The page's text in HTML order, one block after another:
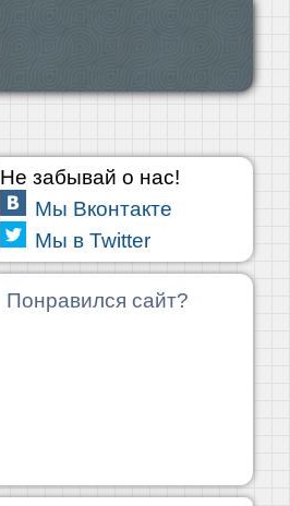
Не забывай о нас!
Мы Вконтакте
Мы в Twitter
Понравился сайт?